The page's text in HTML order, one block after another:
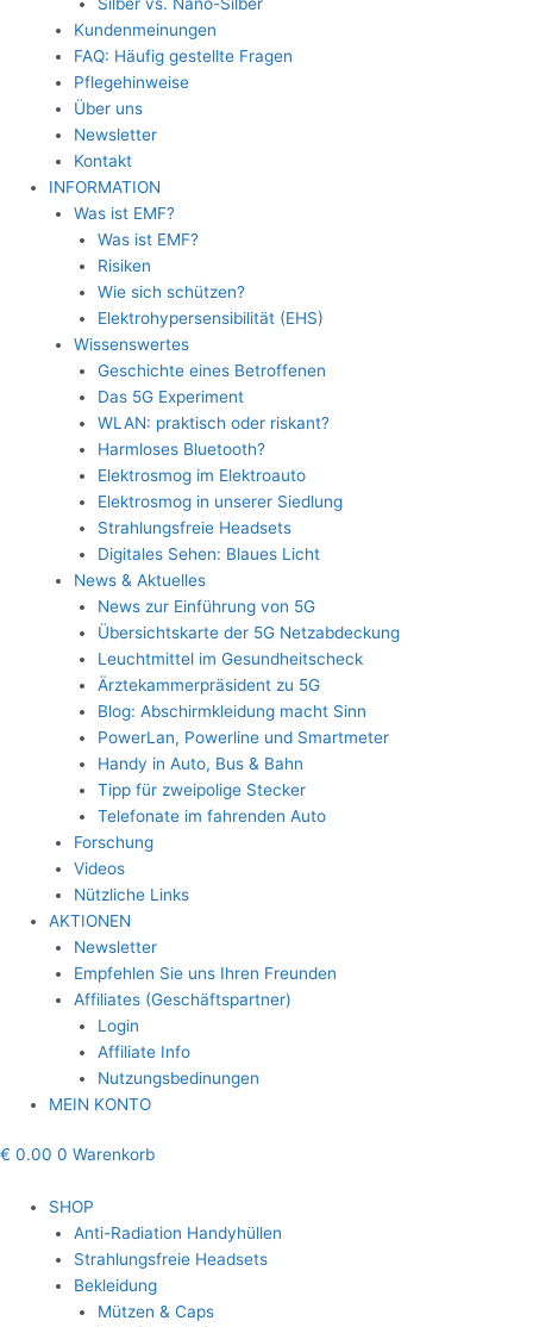
Kundenmeinungen
FAQ: Häufig gestellte Fragen
Pflegehinweise
Über uns
Newsletter
Kontakt
INFORMATION
Was ist EMF?
Was ist EMF?
Risiken
Wie sich schützen?
Elektrohypersensibilität (EHS)
Wissenswertes
Geschichte eines Betroffenen
Das 5G Experiment
WLAN: praktisch oder riskant?
Harmloses Bluetooth?
Elektrosmog im Elektroauto
Elektrosmog in unserer Siedlung
Strahlungsfreie Headsets
Digitales Sehen: Blaues Licht
News & Aktuelles
News zur Einführung von 5G
Übersichtskarte der 5G Netzabdeckung
Leuchtmittel im Gesundheitscheck
Ärztekammerpräsident zu 5G
Blog: Abschirmkleidung macht Sinn
PowerLan, Powerline und Smartmeter
Handy in Auto, Bus & Bahn
Tipp für zweipolige Stecker
Telefonate im fahrenden Auto
Forschung
Videos
Nützliche Links
AKTIONEN
Newsletter
Empfehlen Sie uns Ihren Freunden
Affiliates (Geschäftspartner)
Login
Affiliate Info
Nutzungsbedinungen
MEIN KONTO
€ 0.00 0 Warenkorb
SHOP
Anti-Radiation Handyhüllen
Strahlungsfreie Headsets
Bekleidung
Mützen & Caps